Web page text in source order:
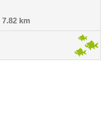
7.82 km